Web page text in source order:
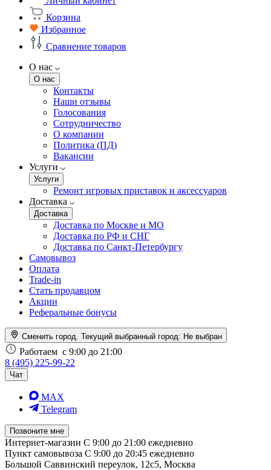
Корзина
Избранное
Сравнение товаров
О нас
О нас
Контакты
Наши отзывы
Голосования
Сотрудничество
О компании
Политика (ПД)
Вакансии
Услуги
Услуги
Ремонт игровых приставок и аксессуаров
Доставка
Доставка
Доставка по Москве и МО
Доставка по РФ и СНГ
Доставка по Санкт-Петербургу
Самовывоз
Оплата
Trade-in
Стать продавцом
Акции
Реферальные бонусы
Сменить город. Текущий выбранный город: Не выбран
Работаем с 9:00 до 21:00
8 (495) 225-99-22
Чат
MAX
Telegram
Позвоните мне
Интернет-магазин С 9:00 до 21:00 ежедневно
Пункт самовывоза С 9:00 до 20:45 ежедневно
Большой Саввинский переулок, 12с5, Москва